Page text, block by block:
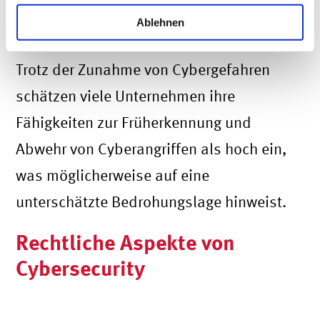
Ablehnen
Kampagnen bilden zusammen mit
Ransomware die derzeit größten Risiken.
Trotz der Zunahme von Cybergefahren
schätzen viele Unternehmen ihre
Fähigkeiten zur Früherkennung und
Abwehr von Cyberangriffen als hoch ein,
was möglicherweise auf eine
unterschätzte Bedrohungslage hinweist​.
Rechtliche Aspekte von
Cybersecurity